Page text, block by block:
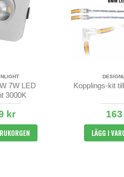
7W LED
3000K
kr
Kopplings-kit
LÄGG I